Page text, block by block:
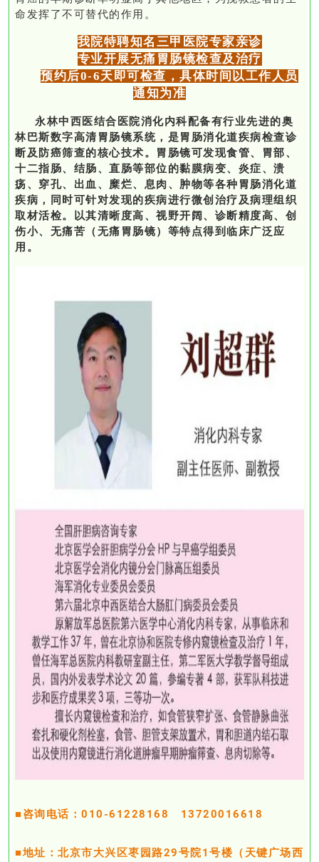
命发挥了不可替代的作用。
我院特聘知名三甲医院专家亲诊
专业开展无痛胃肠镜检查及治疗
预约后0-6天即可检查，具体时间以工作人员
通知为准
永林中西医结合医院消化内科配备有行业先进的奥
林巴斯数字高清胃肠镜系统，是胃肠消化道疾病检查诊
断及防癌筛查的核心技术。胃肠镜可发现食管、胃部、
十二指肠、结肠、直肠等部位的黏膜病变、炎症、溃
疡、穿孔、出血、糜烂、息肉、肿物等各种胃肠消化道
疾病，同时可针对发现的疾病进行微创治疗及病理组织
取材活检。以其清晰度高、视野开阔、诊断精度高、创
伤小、无痛苦（无痛胃肠镜）等特点得到临床广泛应
用。
■咨询电话：010-61228168 13720016618
■地址：北京市大兴区枣园路29号院1号楼（天键广场西